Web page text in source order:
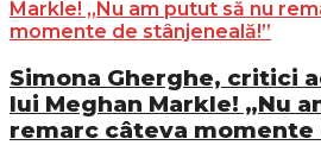
Simona Gherghe, critici
lui Meghan Markle! „Nu
remarc câteva momente